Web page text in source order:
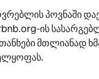
პოვნაში
მთლიანად